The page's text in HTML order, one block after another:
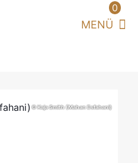
0
© Kaja Smith (Mahan Esfahani)